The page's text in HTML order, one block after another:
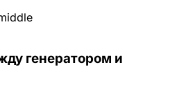
генератором и